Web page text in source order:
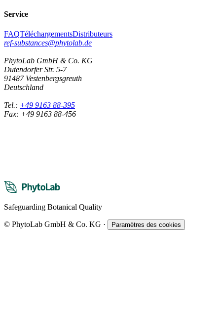
Service
FAQTéléchargementsDistributeurs
ref-substances@phytolab.de
PhytoLab GmbH & Co. KG
Dutendorfer Str. 5-7
91487 Vestenbergsgreuth
Deutschland
Tel.: +49 9163 88-395
Fax: +49 9163 88-456
Safeguarding Botanical Quality
© PhytoLab GmbH & Co. KG · Paramètres des cookies